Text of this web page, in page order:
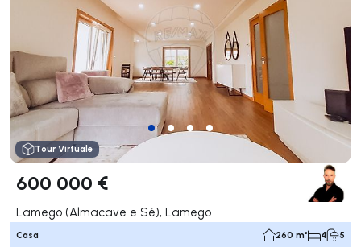
Tour Virtuale
600 000 €
Lamego (Almacave e Sé), Lamego
Casa 260 m² 4 5